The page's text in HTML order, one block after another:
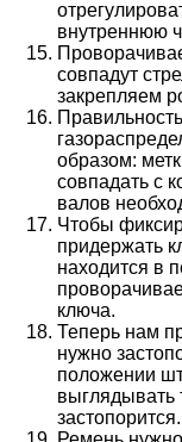
внутреннюю
совпадут
закрепляем
образом:
совпадать с
валов
Чтобы
придержать
находится в
ключа.
Теперь нам
нужно
положении
выглядывать
застопорится.